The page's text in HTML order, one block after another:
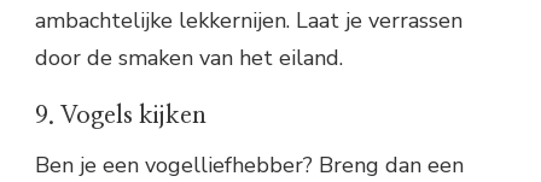
ambachtelijke lekkernijen. Laat je verrassen
door de smaken van het eiland.
9. Vogels kijken
Ben je een vogelliefhebber? Breng dan een